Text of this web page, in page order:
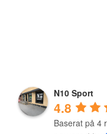
N10 Sport
4.8
Baserat på 4
Bra butik